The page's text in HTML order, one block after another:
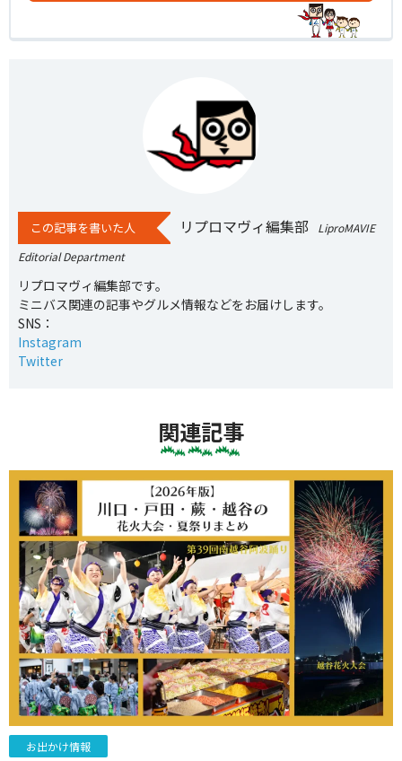
この記事を書いた人 リプロマヴィ編集部
LiproMAVIE
Editorial Department
リプロマヴィ編集部です。
ミニバス関連の記事やグルメ情報などをお届けします。
SNS：
Instagram
Twitter
関連記事
お出かけ情報